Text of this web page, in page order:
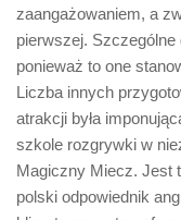
zaangażowaniem, a
pierwszej.
ponieważ to one
Liczba innych
atrakcji była
szkole rozgrywki w
Magiczny Miecz. Jest
polski odpowiednik